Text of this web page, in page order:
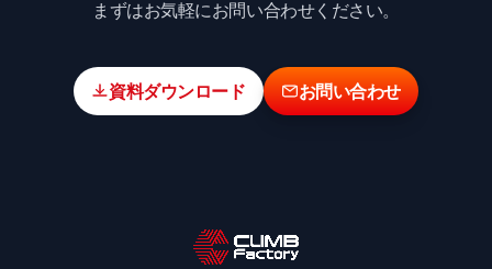
まずはお気軽にお問い合わせください。
資料ダウンロード お問い合わせ